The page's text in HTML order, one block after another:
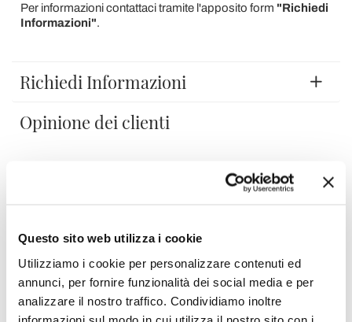
Questo sito web utilizza i cookie
Utilizziamo i cookie per personalizzare contenuti ed
annunci, per fornire funzionalità dei social media e per
analizzare il nostro traffico. Condividiamo inoltre
informazioni sul modo in cui utilizza il nostro sito con i
Per informazioni contattaci tramite l'apposito form "Richiedi
Informazioni".
Richiedi Informazioni
Opinione dei clienti
Devi accedere per poter scrivere la tua opinione.
Aggiungi alla Wish List
Invia la tua opinione su questo prodotto Stampa